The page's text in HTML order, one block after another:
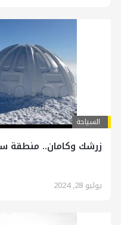
السياحة
زرشك وكامان.. منطقة
يوليو 28, 2024